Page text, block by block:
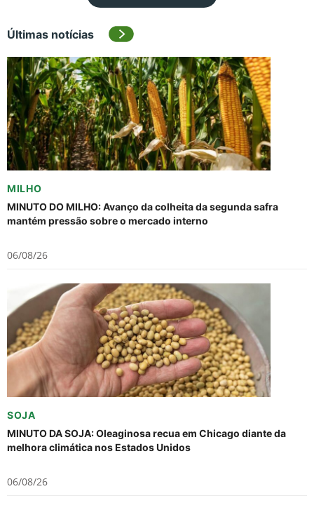
Últimas notícias
MILHO
MINUTO DO MILHO: Avanço da colheita da segunda safra
mantém pressão sobre o mercado interno
06/08/26
SOJA
MINUTO DA SOJA: Oleaginosa recua em Chicago diante da
melhora climática nos Estados Unidos
06/08/26